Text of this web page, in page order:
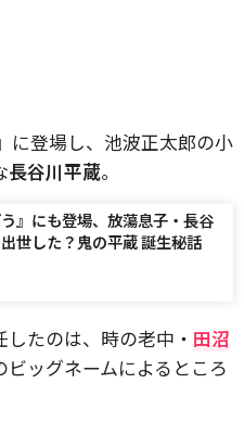
に登場し、池波正太郎の小
長谷川平蔵。
』にも登場、放蕩息子・長谷
世した？鬼の平蔵 誕生秘話
したのは、時の老中・ 田沼
ビッグネームによるところ